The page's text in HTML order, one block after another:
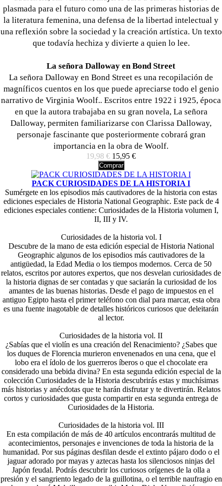
plasmada para el futuro como una de las primeras historias de
la literatura femenina, una defensa de la libertad intelectual y
una reflexión sobre la sociedad y la creación artística. Un texto
que todavía hechiza y divierte a quien lo lee.
La señora Dalloway en Bond Street
La señora Dalloway en Bond Street es una recopilación de
magníficos cuentos en los que puede apreciarse todo el genio
narrativo de Virginia Woolf.. Escritos entre 1922 i 1925, época
en que la autora trabajaba en su gran novela, La señora
Dalloway, permiten familiarizarse con Clarissa Dalloway,
personaje fascinante que posteriormente cobrará gran
importancia en la obra de Woolf.
19,98 € 15,95 €
Comprar
PACK CURIOSIDADES DE LA HISTORIA I
Sumérgete en los episodios más cautivadores de la historia con estas
ediciones especiales de Historia National Geographic. Este pack de 4
ediciones especiales contiene: Curiosidades de la Historia volumen I,
II, III y IV.
Curiosidades de la historia vol. I
Descubre de la mano de esta edición especial de Historia National
Geographic algunos de los episodios más cautivadores de la
antigüedad, la Edad Media o los tiempos modernos. Cerca de 50
relatos, escritos por autores expertos, que nos desvelan curiosidades de
la historia dignas de ser contadas y que saciarán la curiosidad de los
amantes de las buenas historias. Desde el pago de impuestos en el
antiguo Egipto hasta el primer teléfono con dial para marcar, esta obra
es una fuente inagotable de detalles históricos curiosos que deleitarán
al lector.
Curiosidades de la historia vol. II
¿Sabías que el violín es una creación del Renacimiento? ¿Sabes que
los duques de Florencia murieron envenenados en una cena, que el
lobo era el ídolo de los guerreros íberos o que el chocolate era
considerado una bebida divina? En esta segunda edición especial de la
colección Curiosidades de la Historia descubrirás estas y muchísimas
más historias y anécdotas que te harán disfrutar y te divertirán. Relatos
cortos y curiosidades que gusta compartir en esta segunda entrega de
Curiosidades de la Historia.
Curiosidades de la historia vol. III
En esta compilación de más de 40 artículos encontrarás multitud de
acontecimientos, personajes e invenciones de toda la historia de la
humanidad. Por sus páginas desfilan desde el extinto pájaro dodo o el
jaguar adorado por mayas y aztecas hasta los silenciosos ninjas del
Japón feudal. Podrás descubrir los curiosos orígenes de la olla a
presión y el sangriento legado de la guillotina, o el terrible naufragio en